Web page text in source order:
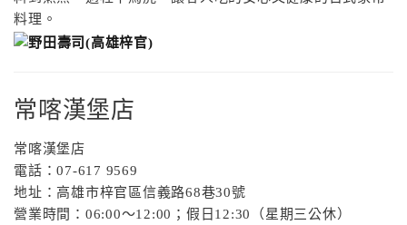
料理。
常喀漢堡店
常喀漢堡店
電話：07-617 9569
地址：高雄市梓官區信義路68巷30號
營業時間：06:00～12:00；假日12:30（星期三公休）